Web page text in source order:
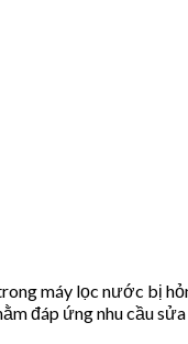
máy lọc nước bị
đáp ứng nhu cầu